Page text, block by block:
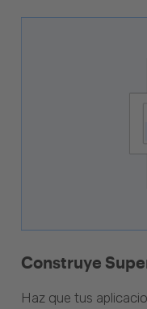
Construye
Haz que tus